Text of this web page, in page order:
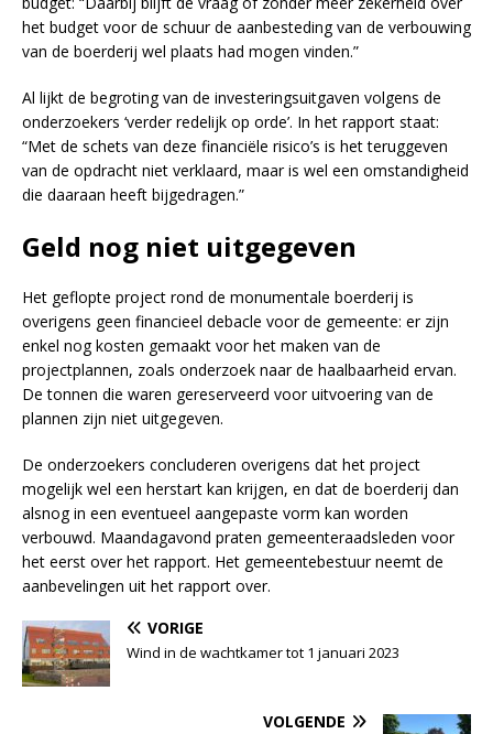
het budget voor de schuur de aanbesteding van de verbouwing
van de boerderij wel plaats had mogen vinden.”
Al lijkt de begroting van de investeringsuitgaven volgens de
onderzoekers ‘verder redelijk op orde’. In het rapport staat:
“Met de schets van deze financiële risico’s is het teruggeven
van de opdracht niet verklaard, maar is wel een omstandigheid
die daaraan heeft bijgedragen.”
Geld nog niet uitgegeven
Het geflopte project rond de monumentale boerderij is
overigens geen financieel debacle voor de gemeente: er zijn
enkel nog kosten gemaakt voor het maken van de
projectplannen, zoals onderzoek naar de haalbaarheid ervan.
De tonnen die waren gereserveerd voor uitvoering van de
plannen zijn niet uitgegeven.
De onderzoekers concluderen overigens dat het project
mogelijk wel een herstart kan krijgen, en dat de boerderij dan
alsnog in een eventueel aangepaste vorm kan worden
verbouwd. Maandagavond praten gemeenteraadsleden voor
het eerst over het rapport. Het gemeentebestuur neemt de
aanbevelingen uit het rapport over.
VORIGE
Wind in de wachtkamer tot 1 januari 2023
VOLGENDE